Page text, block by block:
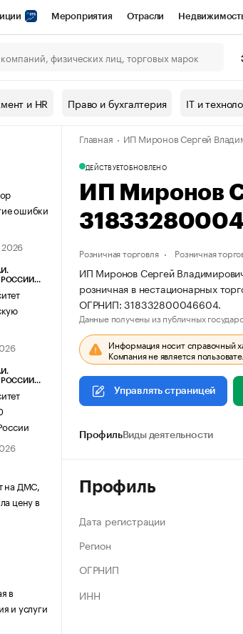
Мероприятия Отрасли
СПб Спецпроекты Проверка
Рынок наличной валюты
и HR Право и бухгалтерия IT и
ошибки
2026
на ДМС,
цену в
в
и услуги
Главная ИП Миронов Сергей
ДЕЙСТВУЕТОБНОВЛЕНО
ИП Миронов
Розничная торговля Розничная
ИП Миронов Сергей
розничная в нестационарных
ОГРНИП: 318332800046604.
Данные получены из публичных
Информация носит справочный
Компания не является
Управлять страницей
ПрофильВиды деятельности
Профиль
Дата регистрации
Регион
ОГРНИП
ИНН